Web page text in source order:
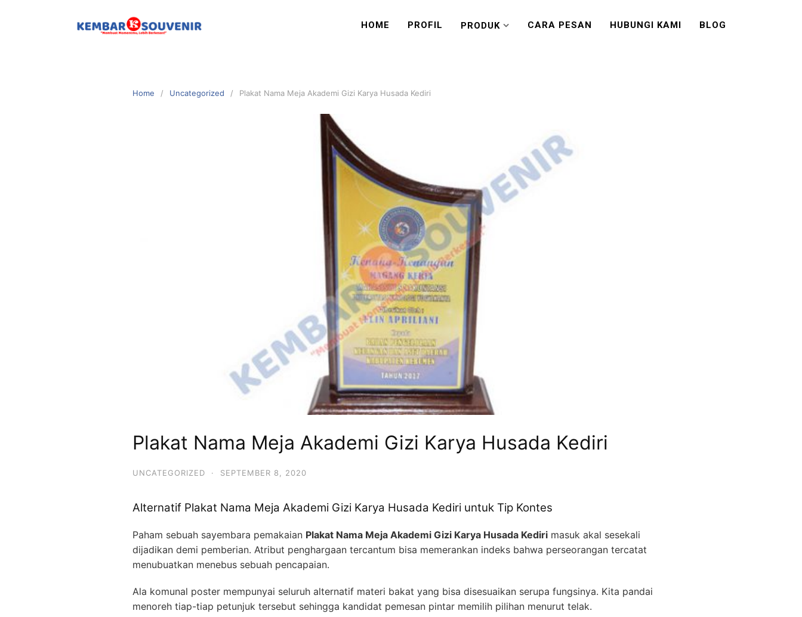
HOME PROFIL PRODUK CARA PESAN HUBUNGI KAMI BLOG
Home Uncategorized Plakat Nama Meja Akademi Gizi Karya Husada Kediri
Plakat Nama Meja Akademi Gizi Karya Husada Kediri
UNCATEGORIZED · SEPTEMBER 8, 2020
Alternatif Plakat Nama Meja Akademi Gizi Karya Husada Kediri untuk Tip Kontes
Paham sebuah sayembara pemakaian Plakat Nama Meja Akademi Gizi Karya Husada Kediri masuk akal sesekali
dijadikan demi pemberian. Atribut penghargaan tercantum bisa memerankan indeks bahwa perseorangan tercatat
menubuatkan menebus sebuah pencapaian.
Ala komunal poster mempunyai seluruh alternatif materi bakat yang bisa disesuaikan serupa fungsinya. Kita pandai
menoreh tiap-tiap petunjuk tersebut sehingga kandidat pemesan pintar memilih pilihan menurut telak.